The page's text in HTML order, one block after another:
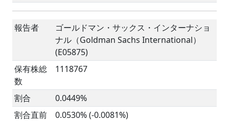
報告者
ゴールドマン・サックス・インターナショ
ナル（Goldman Sachs International）
(E05875)
保有株総
数
1118767
割合
0.0449%
割合直前
0.0530% (-0.0081%)